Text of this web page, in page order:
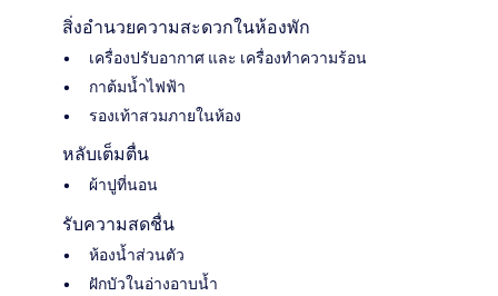
สิ่งอำนวยความสะดวกในห้องพัก
เครื่องปรับอากาศ และ เครื่องทำความร้อน
กาต้มน้ำไฟฟ้า
รองเท้าสวมภายในห้อง
หลับเต็มตื่น
ผ้าปูที่นอน
รับความสดชื่น
ห้องน้ำส่วนตัว
ฝักบัวในอ่างอาบน้ำ